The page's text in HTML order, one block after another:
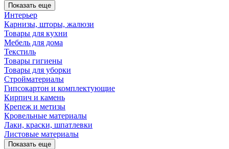
Показать еще
Интерьер
Карнизы, шторы, жалюзи
Товары для кухни
Мебель для дома
Текстиль
Товары гигиены
Товары для уборки
Стройматериалы
Гипсокартон и комплектующие
Кирпич и камень
Крепеж и метизы
Кровельные материалы
Лаки, краски, шпатлевки
Листовые материалы
Показать еще